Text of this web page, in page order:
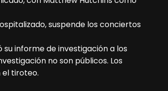
suspende los conciertos
su informe de investigación a los
no son públicos. Los
el tiroteo.